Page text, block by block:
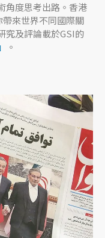
角度思考出路。香港
來世界不同國際關
究及評論載於GSI的
。